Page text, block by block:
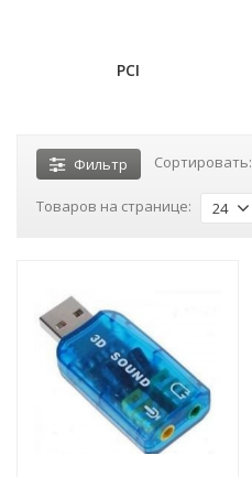
PCI
Фильтр Сортировать:
Товаров на странице: 24